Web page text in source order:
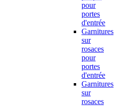
pour
portes
d'entrée
Garnitures
sur
rosaces
pour
portes
d'entrée
Garnitures
sur
rosaces